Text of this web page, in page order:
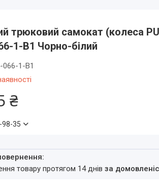
трюковий самокат (колеса
1-B1 Чорно-білий
066-1-B1
₴
98-35
товару протягом 14 днів за